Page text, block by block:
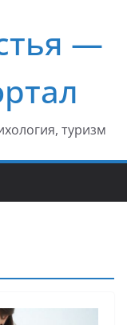
—
туризм